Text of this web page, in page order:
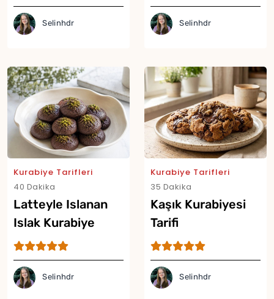
Selinhdr Selinhdr
Kurabiye Tarifleri
40 Dakika
Latteyle Islanan
Islak Kurabiye
Tarifi
Selinhdr
Kurabiye Tarifleri
35 Dakika
Kaşık Kurabiyesi
Tarifi
Selinhdr